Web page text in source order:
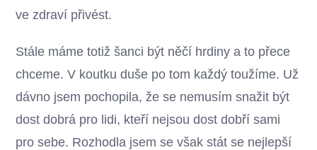
ve zdraví přivést.
Stále máme totiž šanci být něčí hrdiny a to přece
chceme. V koutku duše po tom každý toužíme. Už
dávno jsem pochopila, že se nemusím snažit být
dost dobrá pro lidi, kteří nejsou dost dobří sami
pro sebe. Rozhodla jsem se však stát se nejlepší